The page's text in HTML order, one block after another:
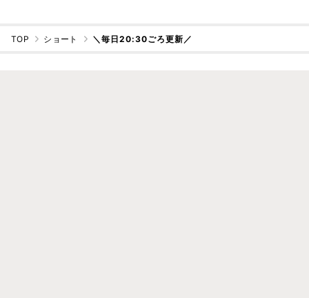
TOP ショート ＼毎日20:30ごろ更新／